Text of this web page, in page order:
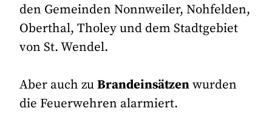
den Gemeinden Nonnweiler, Nohfelden,
Oberthal, Tholey und dem Stadtgebiet
von St. Wendel.
Aber auch zuBrandeinsätzenwurden
die Feuerwehren alarmiert.